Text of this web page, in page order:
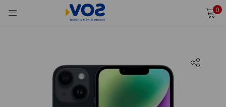
0
INICIAR SESIÓN